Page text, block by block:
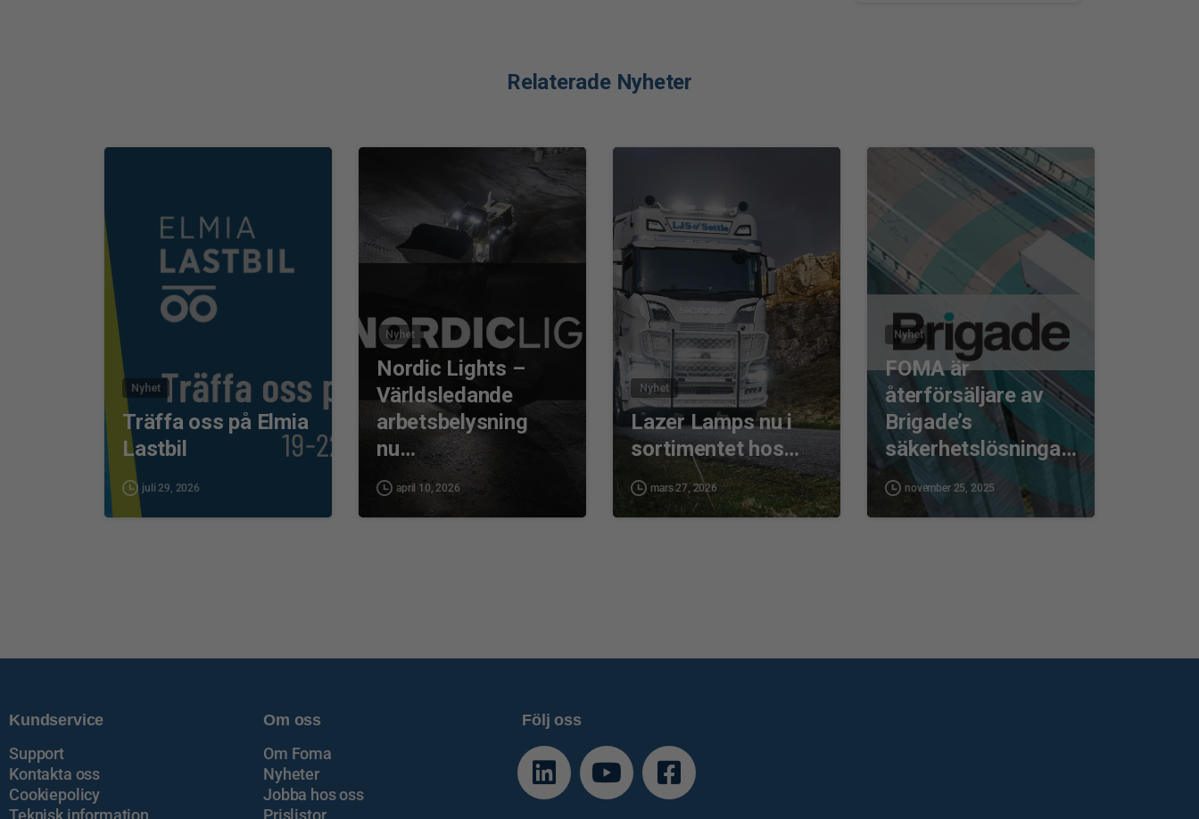
Relaterade Nyheter
Nyhet
Träffa oss på Elmia
Lastbil
juli 29, 2026
0
Nyhet
Nordic Lights –
Världsledande
arbetsbelysning
nu…
april 10, 2026
Nyhet
Lazer Lamps nu i
sortimentet hos…
mars 27, 2026
0
Nyhet
FOMA är
återförsäljare av
Brigade’s
säkerhetslösningar
… november 25, 2025
Kundservice
Support
Kontakta oss
Cookiepolicy
Teknisk information
Om oss
Om Foma
Nyheter
Jobba hos oss
Prislistor
Följ oss